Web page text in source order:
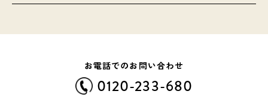
お電話でのお問い合わせ
0120-233-680